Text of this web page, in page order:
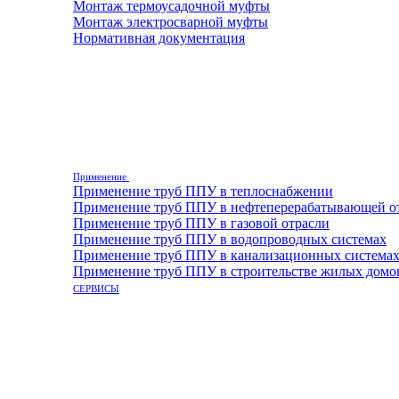
Монтаж термоусадочной муфты
Монтаж электросварной муфты
Нормативная документация
Применение
Применение труб ППУ в теплоснабжении
Применение труб ППУ в нефтеперерабатывающей
Применение труб ППУ в газовой отрасли
Применение труб ППУ в водопроводных системах
Применение труб ППУ в канализационных системах
Применение труб ППУ в строительстве жилых
СЕРВИСЫ